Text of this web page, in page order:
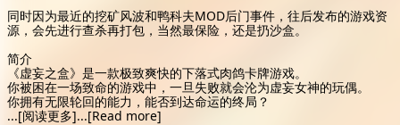
同时因为最近的挖矿风波和鸭科夫MOD后门事件，往后发布的游戏资
源，会先进行查杀再打包，当然最保险，还是扔沙盒。
简介
《虚妄之盒》是一款极致爽快的下落式肉鸽卡牌游戏。
你被困在一场致命的游戏中，一旦失败就会沦为虚妄女神的玩偶。
你拥有无限轮回的能力，能否到达命运的终局？
...[阅读更多]...[Read more]